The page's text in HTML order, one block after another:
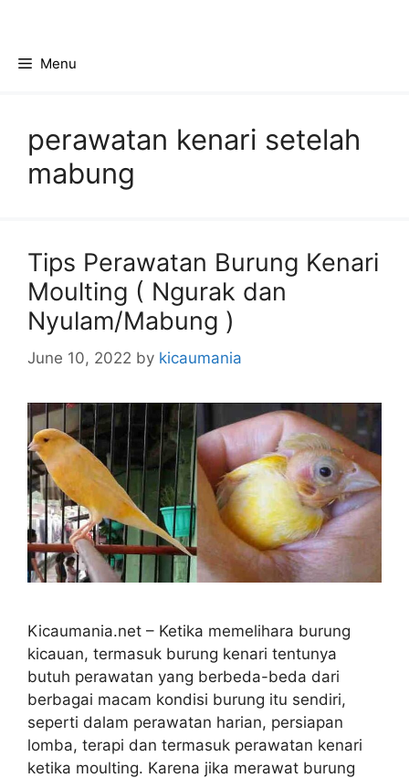
contentMenu
perawatan kenari setelah
mabung
Tips Perawatan Burung Kenari
Moulting ( Ngurak dan
Nyulam/Mabung )
June 10, 2022 by kicaumania
Kicaumania.net – Ketika memelihara burung
kicauan, termasuk burung kenari tentunya
butuh perawatan yang berbeda-beda dari
berbagai macam kondisi burung itu sendiri,
seperti dalam perawatan harian, persiapan
lomba, terapi dan termasuk perawatan kenari
ketika moulting. Karena jika merawat burung